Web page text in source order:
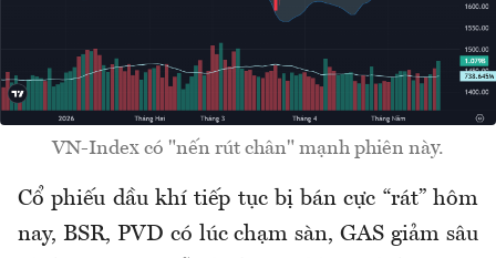
VN-Index có "nến rút chân" mạnh phiên này.
Cổ phiếu dầu khí tiếp tục bị bán cực “rát” hôm
nay, BSR, PVD có lúc chạm sàn, GAS giảm sâu